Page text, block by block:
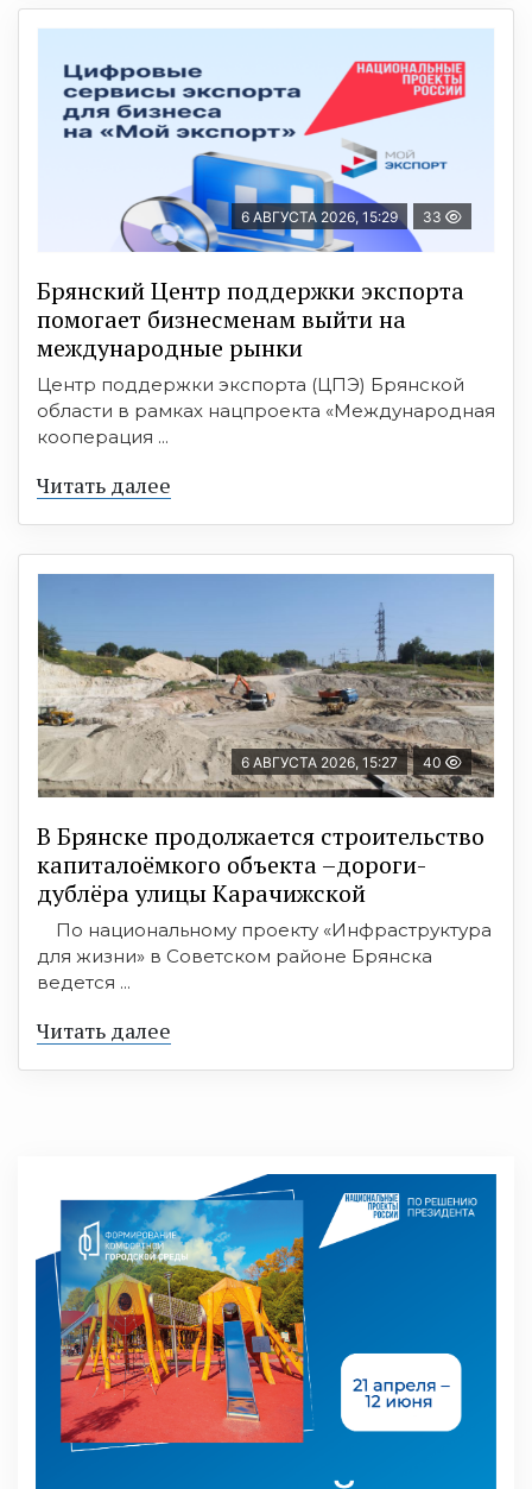
6 АВГУСТА 2026, 15:29 33
Брянский Центр поддержки экспорта
помогает бизнесменам выйти на
международные рынки
Центр поддержки экспорта (ЦПЭ) Брянской
области в рамках нацпроекта «Международная
кооперация ...
Читать далее
6 АВГУСТА 2026, 15:27 40
В Брянске продолжается строительство
капиталоёмкого объекта –дороги-
дублёра улицы Карачижской
По национальному проекту «Инфраструктура
для жизни» в Советском районе Брянска
ведется ...
Читать далее